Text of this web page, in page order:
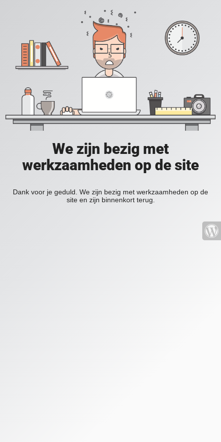
We zijn bezig met
werkzaamheden op de site
Dank voor je geduld. We zijn bezig met werkzaamheden op de
site en zijn binnenkort terug.